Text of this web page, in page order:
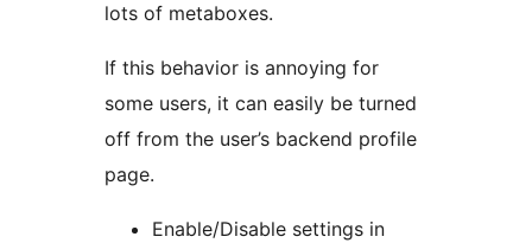
lots of metaboxes.
If this behavior is annoying for
some users, it can easily be turned
off from the user’s backend profile
page.
Enable/Disable settings in